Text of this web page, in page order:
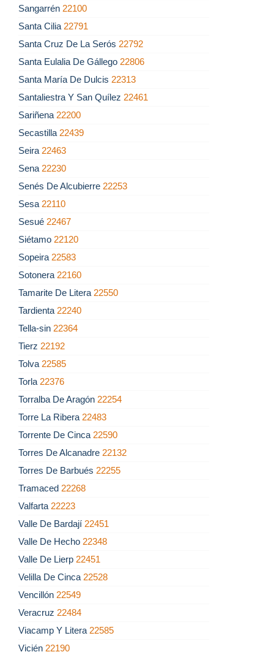
Sangarrén 22100
Santa Cilia 22791
Santa Cruz De La Serós 22792
Santa Eulalia De Gállego 22806
Santa María De Dulcis 22313
Santaliestra Y San Quílez 22461
Sariñena 22200
Secastilla 22439
Seira 22463
Sena 22230
Senés De Alcubierre 22253
Sesa 22110
Sesué 22467
Siétamo 22120
Sopeira 22583
Sotonera 22160
Tamarite De Litera 22550
Tardienta 22240
Tella-sin 22364
Tierz 22192
Tolva 22585
Torla 22376
Torralba De Aragón 22254
Torre La Ribera 22483
Torrente De Cinca 22590
Torres De Alcanadre 22132
Torres De Barbués 22255
Tramaced 22268
Valfarta 22223
Valle De Bardají 22451
Valle De Hecho 22348
Valle De Lierp 22451
Velilla De Cinca 22528
Vencillón 22549
Veracruz 22484
Viacamp Y Litera 22585
Vicién 22190